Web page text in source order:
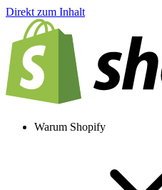
Direkt zum Inhalt
Warum Shopify